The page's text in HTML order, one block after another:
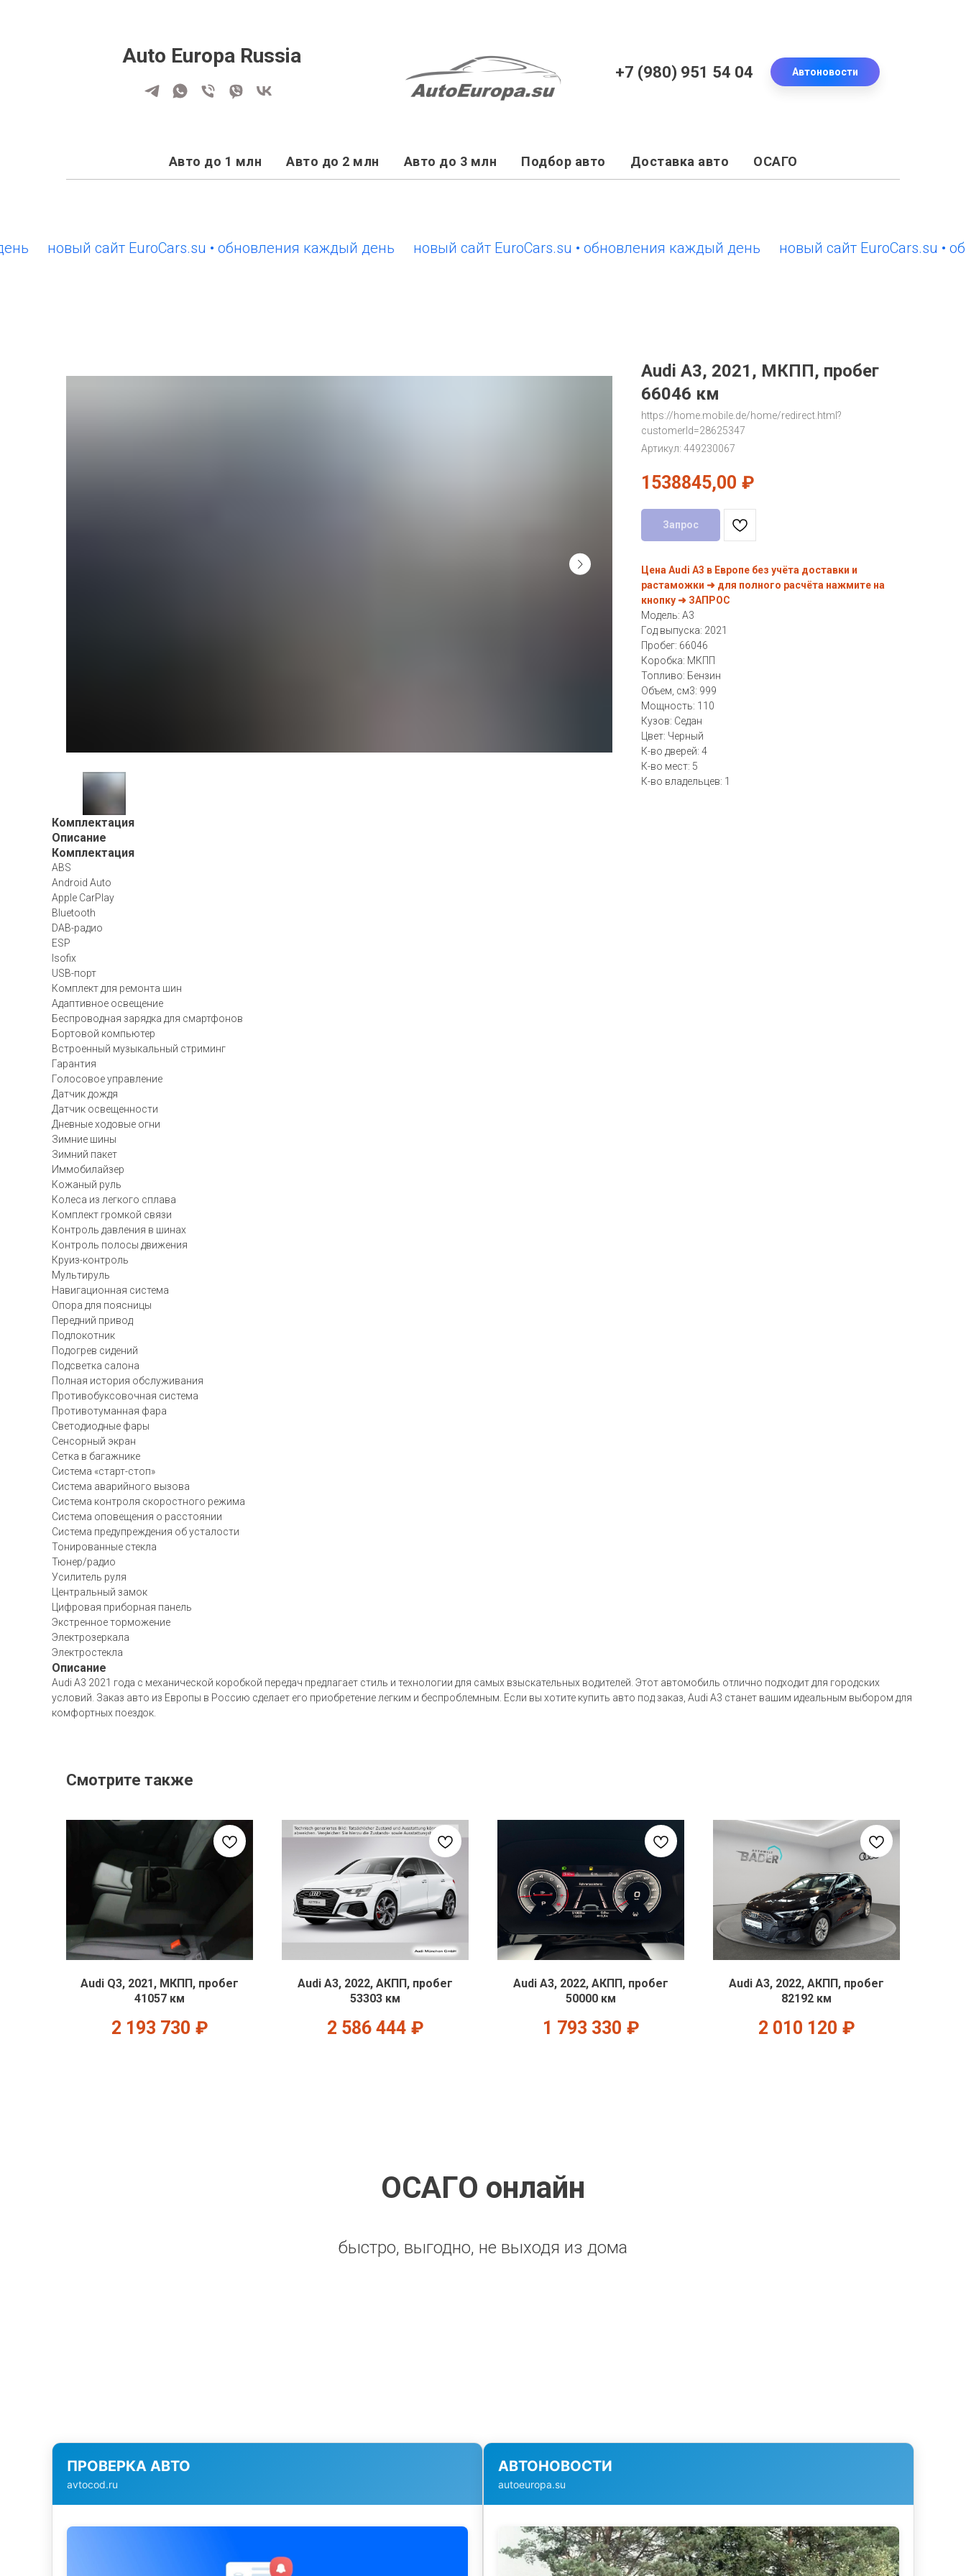
Auto Europa Russia
+7 (980) 951 54 04 Автоновости
Авто до 1 млн Авто до 2 млн Авто до 3 млн Подбор авто Доставка авто ОСАГО
новый сайт EuroCars.su • обновления каждый день новый сайт EuroCars.su • обновления каждый день новый сайт EuroCars.su •
Audi A3, 2021, МКПП, пробег
66046 км
https://home.mobile.de/home/redirect.html?
customerId=28625347
Артикул: 449230067
1538845,00 ₽
Запрос
Цена Audi A3 в Европе без учёта доставки и
растаможки ➜ для полного расчёта нажмите на
кнопку ➜ ЗАПРОС
Модель: A3
Год выпуска: 2021
Пробег: 66046
Коробка: МКПП
Топливо: Бензин
Объем, см3: 999
Мощность: 110
Кузов: Седан
Цвет: Черный
К-во дверей: 4
К-во мест: 5
К-во владельцев: 1
Комплектация
Описание
Комплектация
ABS
Android Auto
Apple CarPlay
Bluetooth
DAB-радио
ESP
Isofix
USB-порт
Комплект для ремонта шин
Адаптивное освещение
Беспроводная зарядка для смартфонов
Бортовой компьютер
Встроенный музыкальный стриминг
Гарантия
Голосовое управление
Датчик дождя
Датчик освещенности
Дневные ходовые огни
Зимние шины
Зимний пакет
Иммобилайзер
Кожаный руль
Колеса из легкого сплава
Комплект громкой связи
Контроль давления в шинах
Контроль полосы движения
Круиз-контроль
Мультируль
Навигационная система
Опора для поясницы
Передний привод
Подлокотник
Подогрев сидений
Подсветка салона
Полная история обслуживания
Противобуксовочная система
Противотуманная фара
Светодиодные фары
Сенсорный экран
Сетка в багажнике
Система «старт-стоп»
Система аварийного вызова
Система контроля скоростного режима
Система оповещения о расстоянии
Система предупреждения об усталости
Тонированные стекла
Тюнер/радио
Усилитель руля
Центральный замок
Цифровая приборная панель
Экстренное торможение
Электрозеркала
Электростекла
Описание
Audi A3 2021 года с механической коробкой передач предлагает стиль и технологии для самых взыскательных водителей. Этот автомобиль отлично подходит для городских
условий. Заказ авто из Европы в Россию сделает его приобретение легким и беспроблемным. Если вы хотите купить авто под заказ, Audi A3 станет вашим идеальным выбором для
комфортных поездок.
Смотрите также
Audi Q3, 2021, МКПП, пробег
41057 км
2 193 730 ₽
Audi A3, 2022, АКПП, пробег
53303 км
2 586 444 ₽
Audi A3, 2022, АКПП, пробег
50000 км
1 793 330 ₽
Audi A3, 2022, АКПП, пробег
82192 км
2 010 120 ₽
ОСАГО онлайн
быстро, выгодно, не выходя из дома
ПРОВЕРКА АВТО
avtocod.ru
АВТОНОВОСТИ
autoeuropa.su